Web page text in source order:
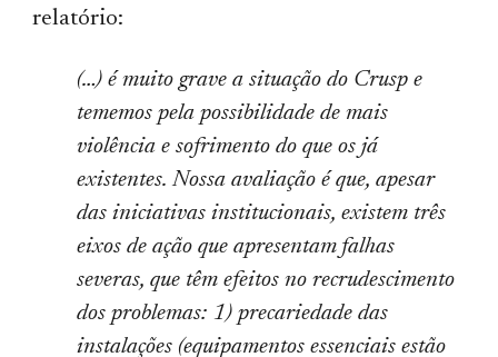
relatório:
(…) é muito grave a situação do Crusp e
tememos pela possibilidade de mais
violência e sofrimento do que os já
existentes. Nossa avaliação é que, apesar
das iniciativas institucionais, existem três
eixos de ação que apresentam falhas
severas, que têm efeitos no recrudescimento
dos problemas: 1) precariedade das
instalações (equipamentos essenciais estão